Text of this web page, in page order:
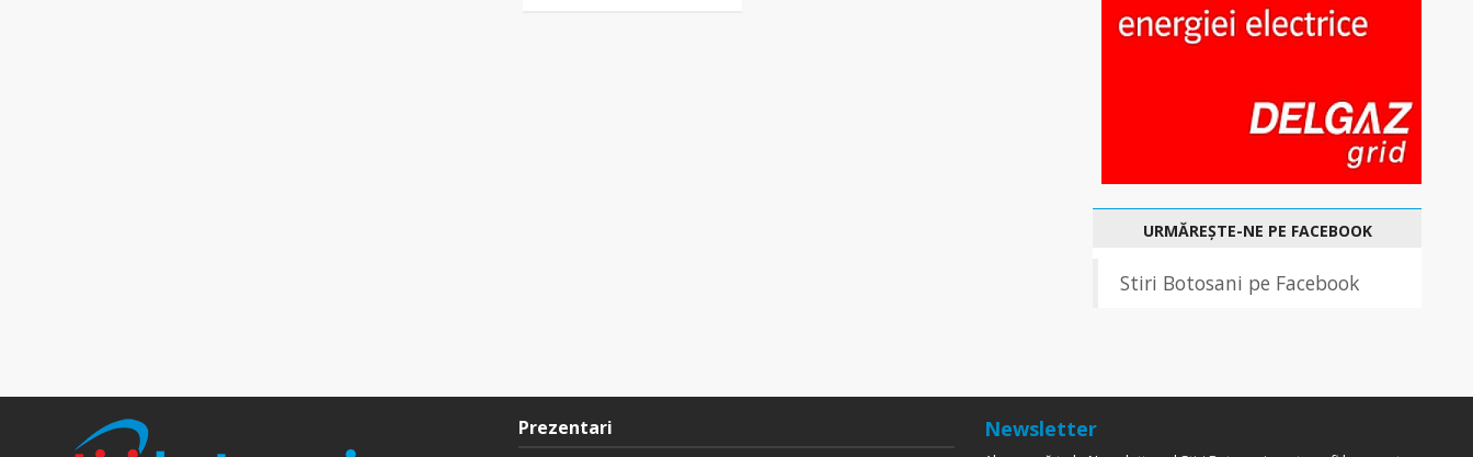
URMĂREȘTE-NE PE FACEBOOK
Stiri Botosani pe Facebook
Prezentari Newsletter